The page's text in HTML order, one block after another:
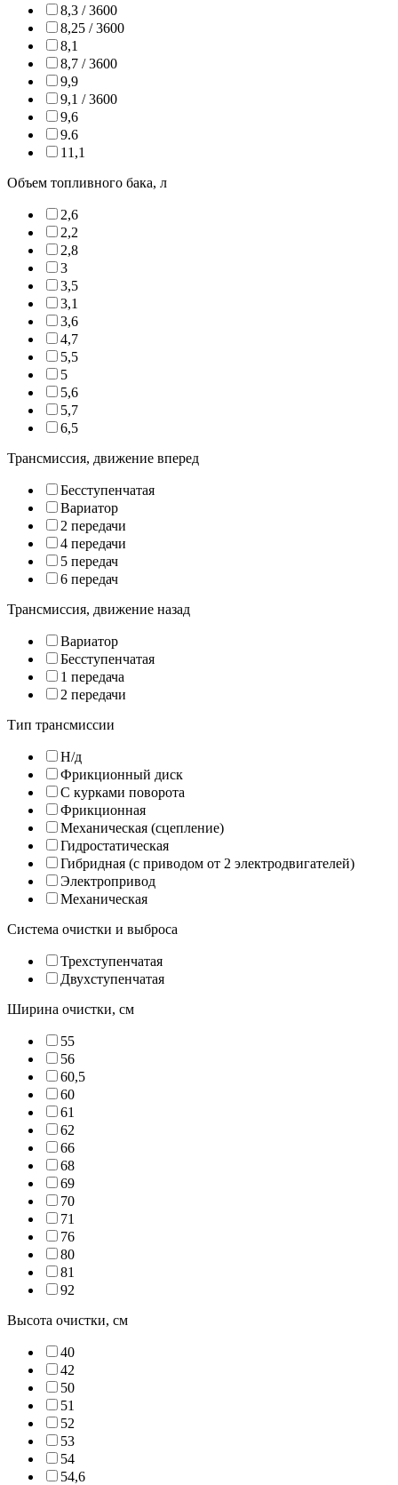
8,3 / 3600
8,25 / 3600
8,1
8,7 / 3600
9,9
9,1 / 3600
9,6
9.6
11,1
Объем топливного бака, л
2,6
2,2
2,8
3
3,5
3,1
3,6
4,7
5,5
5
5,6
5,7
6,5
Трансмиссия, движение вперед
Бесступенчатая
Вариатор
2 передачи
4 передачи
5 передач
6 передач
Трансмиссия, движение назад
Вариатор
Бесступенчатая
1 передача
2 передачи
Тип трансмиссии
Н/д
Фрикционный диск
С курками поворота
Фрикционная
Механическая (сцепление)
Гидростатическая
Гибридная (с приводом от 2 электродвигателей)
Электропривод
Механическая
Система очистки и выброса
Трехступенчатая
Двухступенчатая
Ширина очистки, см
55
56
60,5
60
61
62
66
68
69
70
71
76
80
81
92
Высота очистки, см
40
42
50
51
52
53
54
54,6